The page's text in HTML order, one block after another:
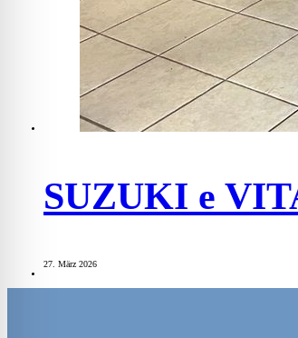
SUZUKI e
27. März 2026